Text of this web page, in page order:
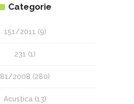
Categorie
151/2011 (9)
231 (1)
81/2008 (280)
Acustica (13)